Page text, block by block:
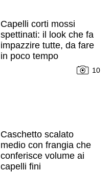
Capelli corti mossi
spettinati: il look che fa
impazzire tutte, da fare
in poco tempo
10
Caschetto scalato
medio con frangia che
conferisce volume ai
capelli fini